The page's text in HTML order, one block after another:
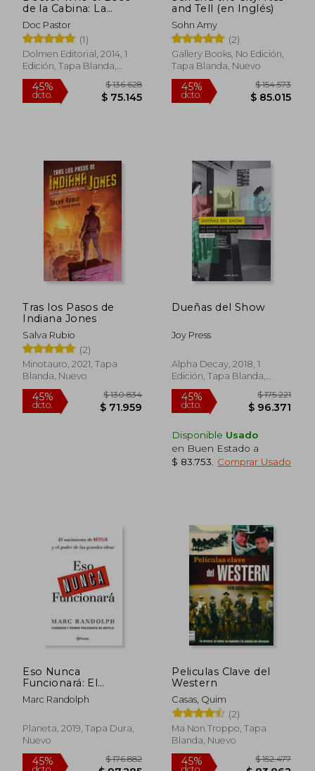
45%
dcto.
45%
dcto.
de la Cabina: La
Nueva era de la
Máquina del Tiempo
(Ensayo)
Doc Pastor
(1)
Dolmen Editorial, 2014, 1
Edición, Tapa Blanda,
Nuevo
45%
$ 75.145
and Tell (en Inglés)
Sohn Amy
(2)
Gallery Books, No Edición,
Tapa Blanda, Nuevo
45%
$
Tras los Pasos de
Indiana Jones
Salva Rubio
(2)
Minotauro, 2021, Tapa
Blanda, Nuevo
dcto. $ 71.959
Dueñas del Show
Joy Press
Alpha Decay, 2018, 1
Edición, Tapa Blanda,
Nuevo
45%
dcto.
Disponible Usado
en Buen Estado a
$ 83.753
Comprar Usado
Eso Nunca
Funcionará: El
Nacimiento de Netflix
y el Poder de las
Marc Randolph
Planeta, 2019, Tapa Dura,
Nuevo
Peliculas Clave del
Western
Casas, Quim
(2)
Ma Non Troppo, Tapa
Blanda, Nuevo